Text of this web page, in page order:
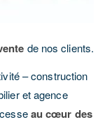
de nos clients.
– construction
et agence
au cœur des